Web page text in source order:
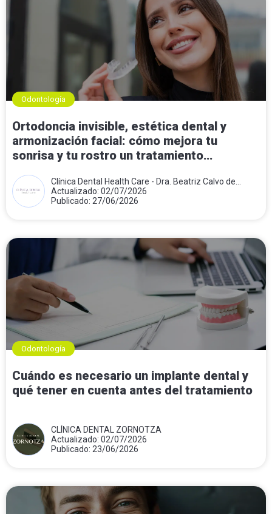
Odontología
Ortodoncia invisible, estética dental y
armonización facial: cómo mejora tu
sonrisa y tu rostro un tratamiento
Clínica Dental Health Care - Dra. Beatriz Calvo de
Mora
Actualizado: 02/07/2026
Publicado: 27/06/2026
Odontología
Cuándo es necesario un implante dental y
qué tener en cuenta antes del tratamiento
CLÍNICA DENTAL ZORNOTZA
Actualizado: 02/07/2026
Publicado: 23/06/2026